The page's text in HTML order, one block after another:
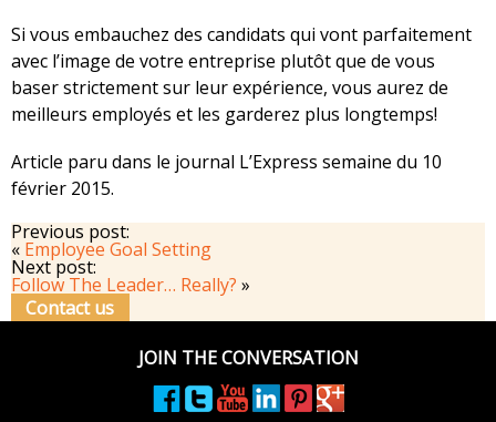
Si vous embauchez des candidats qui vont parfaitement
avec l’image de votre entreprise plutôt que de vous
baser strictement sur leur expérience, vous aurez de
meilleurs employés et les garderez plus longtemps!
Article paru dans le journal L’Express semaine du 10
février 2015.
Previous post:
« Employee Goal Setting
Next post:
Follow The Leader… Really? »
Contact us
JOIN THE CONVERSATION